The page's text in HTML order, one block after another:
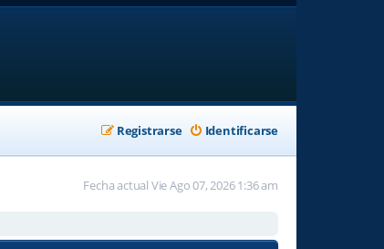
Identificarse
Registrarse
Fecha actual Vie Ago 07, 2026 1:36 am